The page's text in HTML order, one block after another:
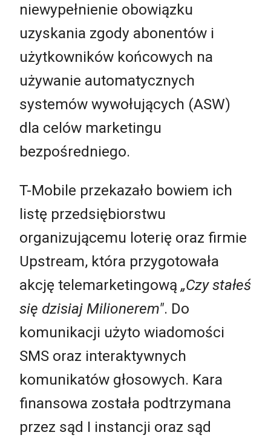
niewypełnienie obowiązku
uzyskania zgody abonentów i
użytkowników końcowych na
używanie automatycznych
systemów wywołujących (ASW)
dla celów marketingu
bezpośredniego.
T-Mobile przekazało bowiem ich
listę przedsiębiorstwu
organizującemu loterię oraz firmie
Upstream, która przygotowała
akcję telemarketingową „Czy stałeś
się dzisiaj Milionerem". Do
komunikacji użyto wiadomości
SMS oraz interaktywnych
komunikatów głosowych. Kara
finansowa została podtrzymana
przez sąd I instancji oraz sąd